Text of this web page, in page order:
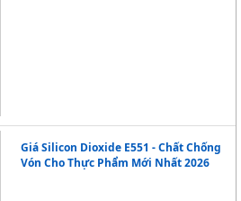
Giá Silicon Dioxide E551 - Chất Chống
Vón Cho Thực Phẩm Mới Nhất 2026